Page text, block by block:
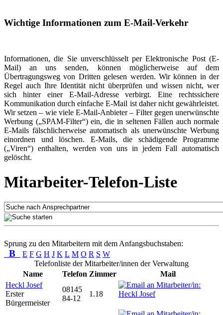
Wichtige Informationen zum E-Mail-Verkehr
Informationen, die Sie unverschlüsselt per Elektronische Post (E-
Mail) an uns senden, können möglicherweise auf dem
Übertragungsweg von Dritten gelesen werden. Wir können in der
Regel auch Ihre Identität nicht überprüfen und wissen nicht, wer
sich hinter einer E-Mail-Adresse verbirgt. Eine rechtssichere
Kommunikation durch einfache E-Mail ist daher nicht gewährleistet.
Wir setzen – wie viele E-Mail-Anbieter – Filter gegen unerwünschte
Werbung („SPAM-Filter“) ein, die in seltenen Fällen auch normale
E-Mails fälschlicherweise automatisch als unerwünschte Werbung
einordnen und löschen. E-Mails, die schädigende Programme
(„Viren“) enthalten, werden von uns in jedem Fall automatisch
gelöscht.
Mitarbeiter-Telefon-Liste
Sprung zu den Mitarbeitern mit dem Anfangsbuchstaben:
B E F G H J K L M O R S W
Telefonliste der Mitarbeiter/innen der Verwaltung
Name
Telefon Zimmer
Mail
Heckl Josef
Erster
Bürgermeister
08145
84-12
1.18